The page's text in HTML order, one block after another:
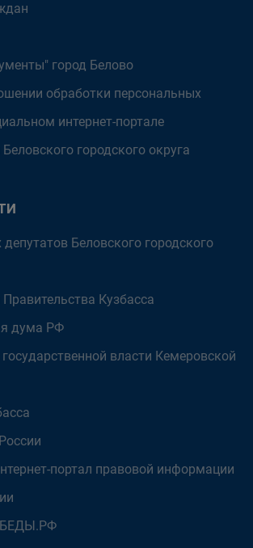
город Белово
обработки персональных
интернет-портале
городского округа
Беловского городского
Кузбасса
дума РФ
власти Кемеровской
портал правовой информации